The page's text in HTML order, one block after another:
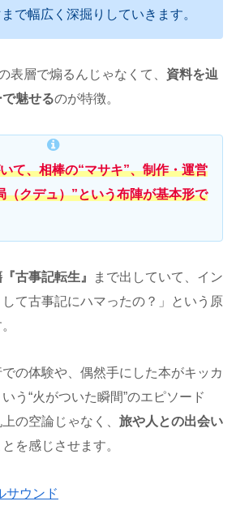
で幅広く深掘りしていきます。
表層で煽るんじゃなくて、 資料を辿
魅せるのが特徴。
て、相棒の“マサキ”、制作・運営
（クデュ）”という布陣が基本形で
古事記転生』
まで出していて、イン
て古事記にハマったの？」という原
の体験や、偶然手にした本がキッカ
う“火がついた瞬間”のエピソード
の空論じゃなく、 旅や人との出会い
とを感じさせます。
サウンド